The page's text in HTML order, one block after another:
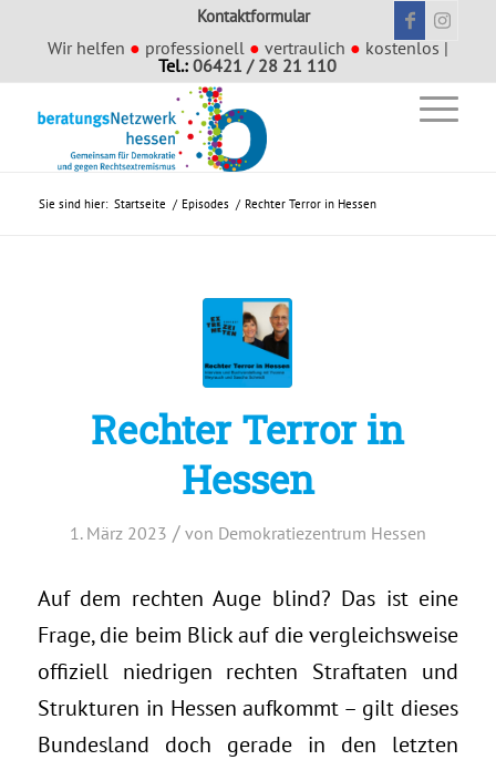
Kontaktformular
Wir helfen ● professionell ● vertraulich ● kostenlos |
Tel.:06421 / 28 21 110
Sie sind hier: Startseite / Episodes / Rechter Terror in Hessen
Rechter Terror in
Hessen
1. März 2023 / von Demokratiezentrum Hessen
Auf dem rechten Auge blind? Das ist eine
Frage, die beim Blick auf die vergleichsweise
offiziell niedrigen rechten Straftaten und
Strukturen in Hessen aufkommt – gilt dieses
Bundesland doch gerade in den letzten